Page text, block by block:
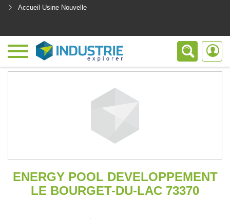
Accueil Usine Nouvelle
ENERGY POOL DEVELOPPEMENT
LE BOURGET-DU-LAC 73370